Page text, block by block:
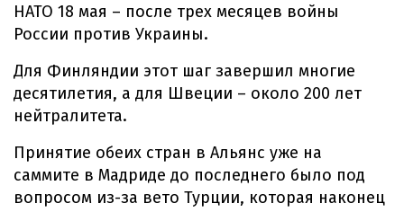
НАТО 18 мая – после трех месяцев войны
России против Украины.
Для Финляндии этот шаг завершил многие
десятилетия, а для Швеции – около 200 лет
нейтралитета.
Принятие обеих стран в Альянс уже на
саммите в Мадриде до последнего было под
вопросом из-за вето Турции, которая наконец